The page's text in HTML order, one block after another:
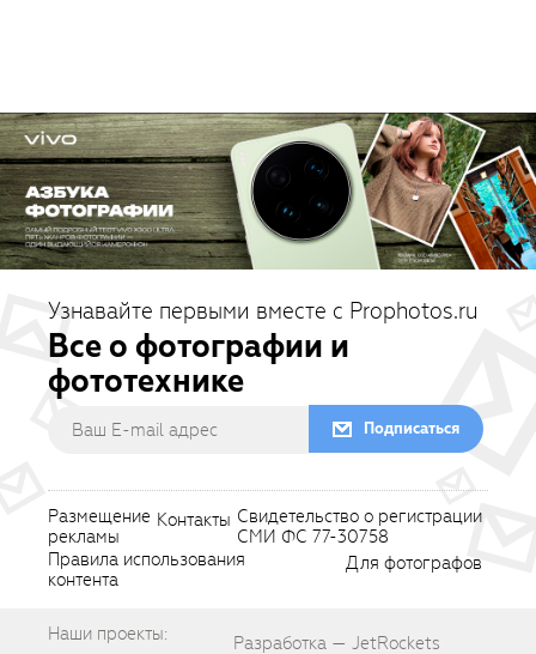
Узнавайте первыми вместе с Prophotos.ru
Все о фотографии и
фототехнике
Подписаться
Размещение
рекламы
Контакты Свидетельство о регистрации
СМИ ФС 77-30758
Правила использования
контента
Для фотографов
Наши проекты: Разработка — JetRockets